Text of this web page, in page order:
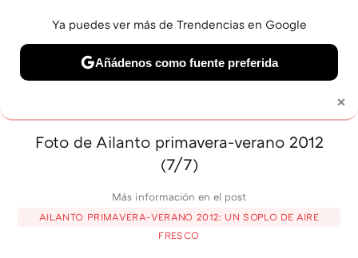
BELLEZA SHOPPING VIAJES GASTRO SNEAKERS
Foto de Ailanto primavera-verano 2012
(7/7)
Más información en el post
AILANTO PRIMAVERA-VERANO 2012: UN SOPLO DE AIRE
FRESCO
×
Ya puedes ver más de Trendencias en Google
Añádenos como fuente preferida